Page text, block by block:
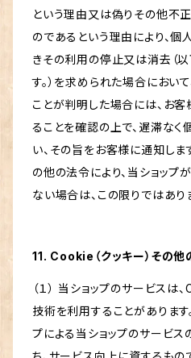
という理由又は偽りその他不
のであるという理由により、
きその利用の停止又は消去（以
す。）を求められた場合におい
ことが判明した場合には、お
ることを確認の上で、遅滞な
い、その旨をお客様に通知しま
の他の法令により、当ショッ
ない場合は、この限りではあり
11. Cookie（クッキー）その
（１） 当ショップのサービス
技術を利用することがあります
プによる当ショップのサービ